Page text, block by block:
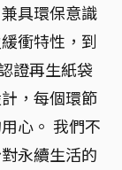
具環保意識
衝特性，到
證再生紙袋
，每個環節
心。 我們不
永續生活的